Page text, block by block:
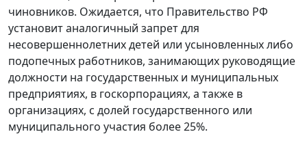
чиновников. Ожидается, что Правительство РФ
установит аналогичный запрет для
несовершеннолетних детей или усыновленных либо
подопечных работников, занимающих руководящие
должности на государственных и муниципальных
предприятиях, в госкорпорациях, а также в
организациях, с долей государственного или
муниципального участия более 25%.